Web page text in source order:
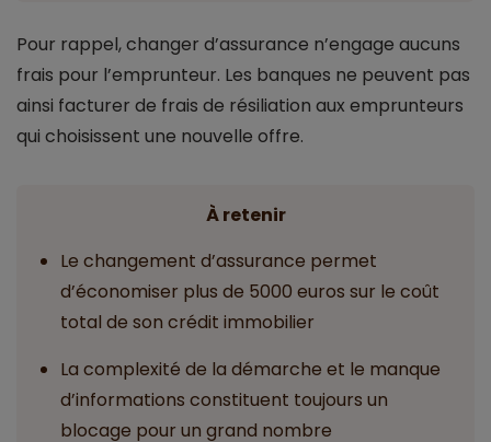
Pour rappel, changer d’assurance n’engage aucuns
frais pour l’emprunteur. Les banques ne peuvent pas
ainsi facturer de frais de résiliation aux emprunteurs
qui choisissent une nouvelle offre.
À retenir
Le changement d’assurance permet
d’économiser plus de 5000 euros sur le coût
total de son crédit immobilier
La complexité de la démarche et le manque
d’informations constituent toujours un
blocage pour un grand nombre